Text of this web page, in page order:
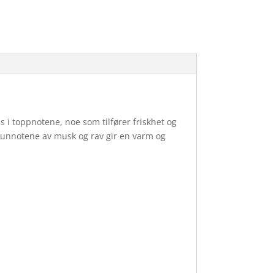
i toppnotene, noe som tilfører friskhet og
av musk og rav gir en varm og